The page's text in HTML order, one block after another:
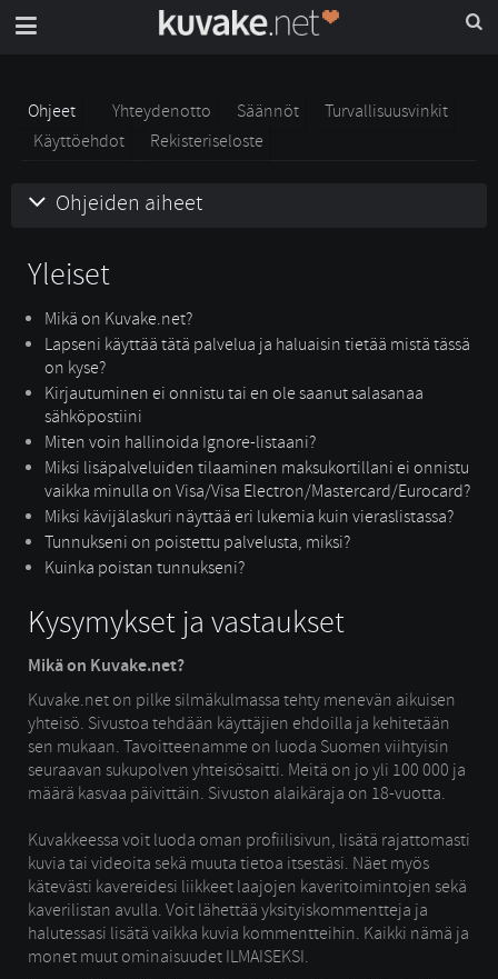
Ohjeet Yhteydenotto Säännöt
Turvallisuusvinkit
Käyttöehdot
Rekisteriseloste
Ohjeiden aiheet
Yleiset
Mikä on Kuvake.net?
Lapseni käyttää tätä palvelua ja haluaisin tietää mistä tässä
on kyse?
Kirjautuminen ei onnistu tai en ole saanut salasanaa
sähköpostiini
Miten voin hallinoida Ignore-listaani?
Miksi lisäpalveluiden tilaaminen maksukortillani ei onnistu
vaikka minulla on Visa/Visa Electron/Mastercard/Eurocard?
Miksi kävijälaskuri näyttää eri lukemia kuin vieraslistassa?
Tunnukseni on poistettu palvelusta, miksi?
Kuinka poistan tunnukseni?
Kysymykset ja vastaukset
Mikä on Kuvake.net?
Kuvake.net on pilke silmäkulmassa tehty menevän aikuisen
yhteisö. Sivustoa tehdään käyttäjien ehdoilla ja kehitetään
sen mukaan. Tavoitteenamme on luoda Suomen viihtyisin
seuraavan sukupolven yhteisösaitti. Meitä on jo yli 100 000 ja
määrä kasvaa päivittäin. Sivuston alaikäraja on 18-vuotta.
Kuvakkeessa voit luoda oman profiilisivun, lisätä rajattomasti
kuvia tai videoita sekä muuta tietoa itsestäsi. Näet myös
kätevästi kavereidesi liikkeet laajojen kaveritoimintojen sekä
kaverilistan avulla. Voit lähettää yksityiskommentteja ja
halutessasi lisätä vaikka kuvia kommentteihin. Kaikki nämä ja
monet muut ominaisuudet ILMAISEKSI.